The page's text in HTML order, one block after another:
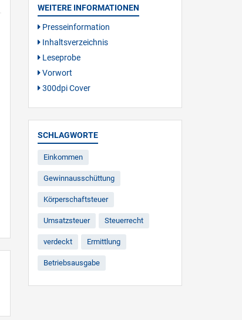
WEITERE INFORMATIONEN
Presseinformation
Inhaltsverzeichnis
Leseprobe
Vorwort
300dpi Cover
SCHLAGWORTE
Einkommen
Gewinnausschüttung
Körperschaftsteuer
Umsatzsteuer Steuerrecht
verdeckt Ermittlung
Betriebsausgabe